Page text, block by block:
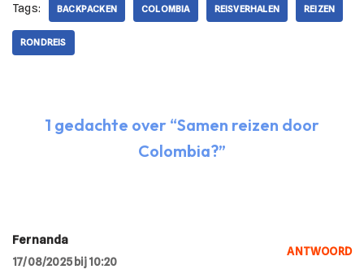
Tags: BACKPACKEN COLOMBIA REISVERHALEN REIZEN
RONDREIS
1 gedachte over “Samen reizen door
Colombia?”
Fernanda
17/08/2025 bij 10:20
ANTWOORD